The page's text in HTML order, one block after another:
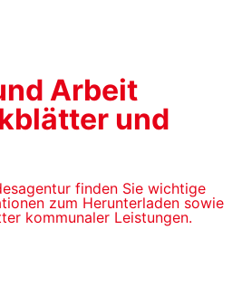
Arbeit
und
finden Sie wichtige
zum Herunterladen sowie
kommunaler Leistungen.